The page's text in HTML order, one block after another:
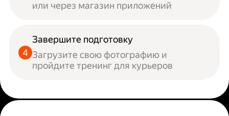
или через магазин приложений
Завершите подготовку
Загрузите свою фотографию и
пройдите тренинг для курьеров